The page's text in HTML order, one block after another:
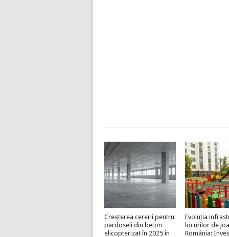
Creșterea cererii pentru
pardoseli din beton
elicopterizat în 2025 în
Evoluția
locurilor de
România: